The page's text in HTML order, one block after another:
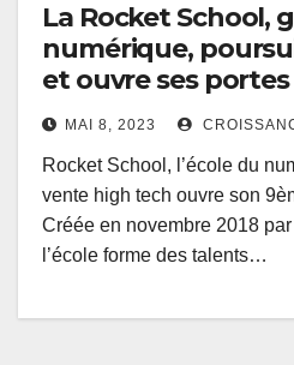
La Rocket School,
numérique,
et ouvre ses portes
MAI 8, 2023
Rocket School, l’école du
vente high tech ouvre son
Créée en novembre 2018
l’école forme des talents…